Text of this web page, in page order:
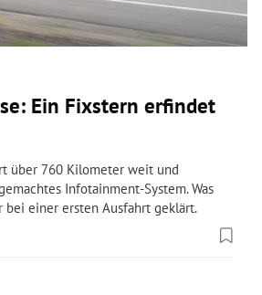
Ein Fixstern erfindet
über 760 Kilometer weit und
Infotainment-System. Was
bei einer ersten Ausfahrt geklärt.